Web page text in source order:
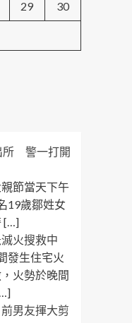
29 30
所 警一打開
節當天下午
19歲鄒姓女
[…]
火搜救中
發生住宅火
火勢於晚間
男友揮大剪